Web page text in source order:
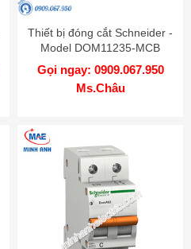
Thiết bị đóng cắt Schneider -
Model DOM11235-MCB
Gọi ngay: 0909.067.950
Ms.Châu